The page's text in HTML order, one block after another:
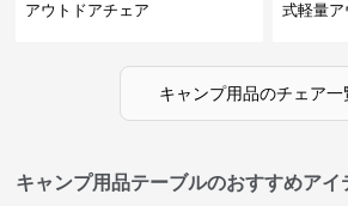
アウトドアチェア
式軽量ア
キャンプ用品のチェア一
キャンプ用品テーブルのおすすめアイ